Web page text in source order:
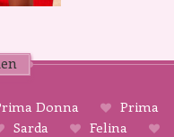
Donna
Prima
Sarda
Felina